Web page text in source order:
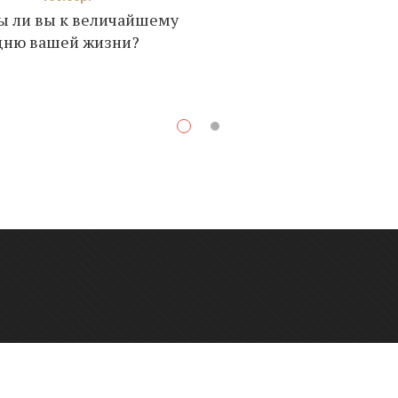
ли вы к величайшему
вашей жизни?